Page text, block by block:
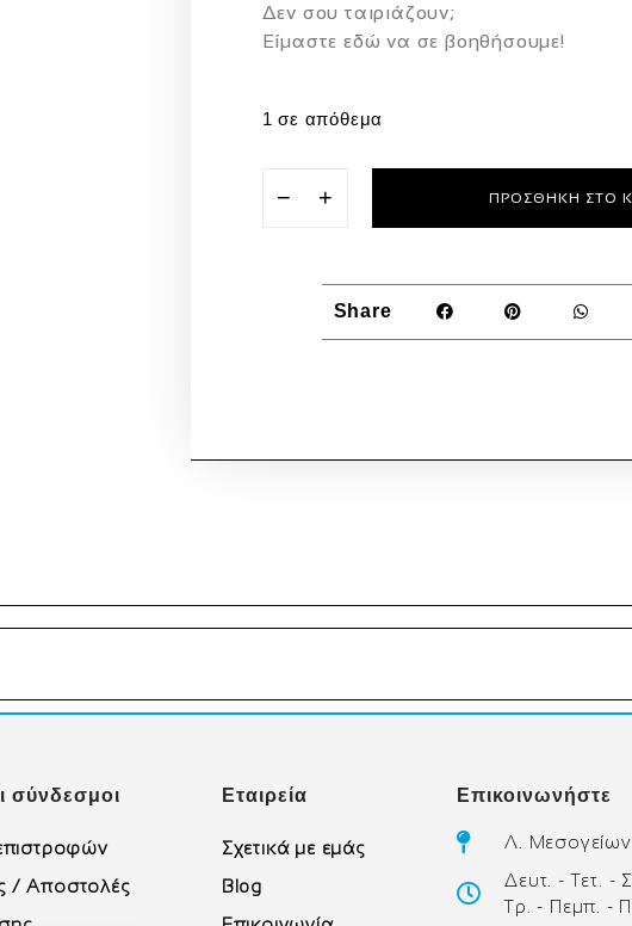
Δεν σου ταιριάζουν;
Eίμαστε εδώ να σε βοηθήσουμε!
1 σε απόθεμα
− + ΠΡΟΣΘΉΚΗ ΣΤΟ
Share
σύνδεσμοι
/ Αποστολές
Εταιρεία
Σχετικά με εμάς
Blog
Επικοινωνήστε
Λ.
Δευτ. - Τετ. -
Τρ. - Πεμπ. -